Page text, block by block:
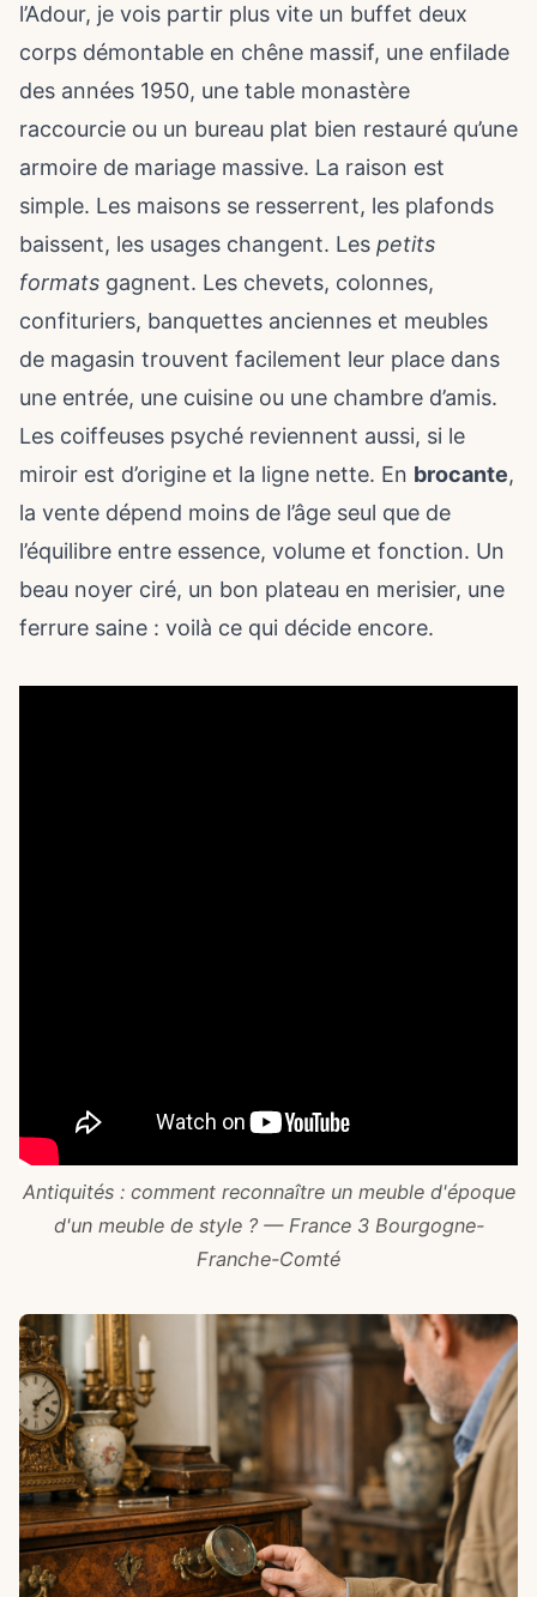
l’Adour, je vois partir plus vite un buffet deux
corps démontable en chêne massif, une enfilade
des années 1950, une table monastère
raccourcie ou un bureau plat bien restauré qu’une
armoire de mariage massive. La raison est
simple. Les maisons se resserrent, les plafonds
baissent, les usages changent. Les petits
formats gagnent. Les chevets, colonnes,
confituriers, banquettes anciennes et meubles
de magasin trouvent facilement leur place dans
une entrée, une cuisine ou une chambre d’amis.
Les coiffeuses psyché reviennent aussi, si le
miroir est d’origine et la ligne nette. En brocante,
la vente dépend moins de l’âge seul que de
l’équilibre entre essence, volume et fonction. Un
beau noyer ciré, un bon plateau en merisier, une
ferrure saine : voilà ce qui décide encore.
Antiquités : comment reconnaître un meuble d'époque
d'un meuble de style ? — France 3 Bourgogne-
Franche-Comté